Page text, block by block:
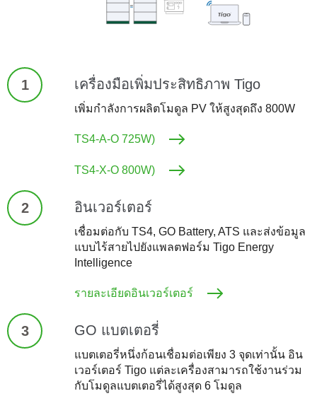
1 เครื่องมือเพิ่มประสิทธิภาพ Tigo
เพิ่มกำลังการผลิตโมดูล PV ให้สูงสุดถึง 800W
TS4-A-O 725W)
TS4-X-O 800W)
2 อินเวอร์เตอร์
เชื่อมต่อกับ TS4, GO Battery, ATS และส่งข้อมูล
แบบไร้สายไปยังแพลตฟอร์ม Tigo Energy
Intelligence
รายละเอียดอินเวอร์เตอร์
3 GO แบตเตอรี่
แบตเตอรี่หนึ่งก้อนเชื่อมต่อเพียง 3 จุดเท่านั้น อิน
เวอร์เตอร์ Tigo แต่ละเครื่องสามารถใช้งานร่วม
กับโมดูลแบตเตอรี่ได้สูงสุด 6 โมดูล